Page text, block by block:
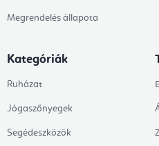
Megrendelés állapota
Kategóriák
Ruházat
Jógaszőnyegek
Segédeszközök